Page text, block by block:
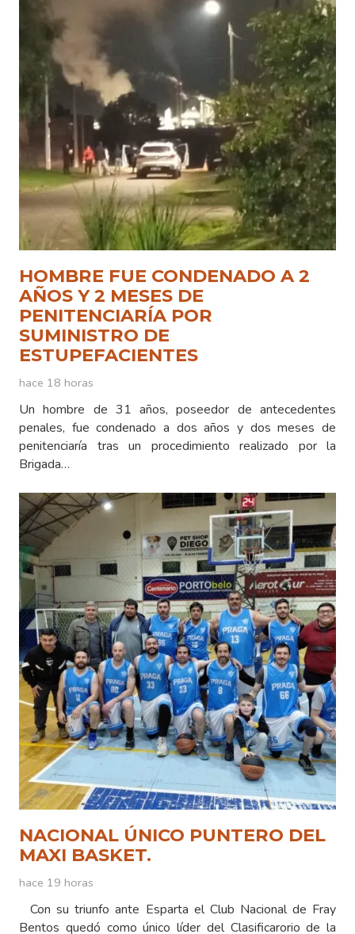
HOMBRE FUE CONDENADO A 2
AÑOS Y 2 MESES DE
PENITENCIARÍA POR
SUMINISTRO DE
ESTUPEFACIENTES
hace 18 horas
Un hombre de 31 años, poseedor de antecedentes
penales, fue condenado a dos años y dos meses de
penitenciaría tras un procedimiento realizado por la
Brigada…
NACIONAL ÚNICO PUNTERO DEL
MAXI BASKET.
hace 19 horas
Con su triunfo ante Esparta el Club Nacional de Fray
Bentos quedó como único líder del Clasificarorio de la